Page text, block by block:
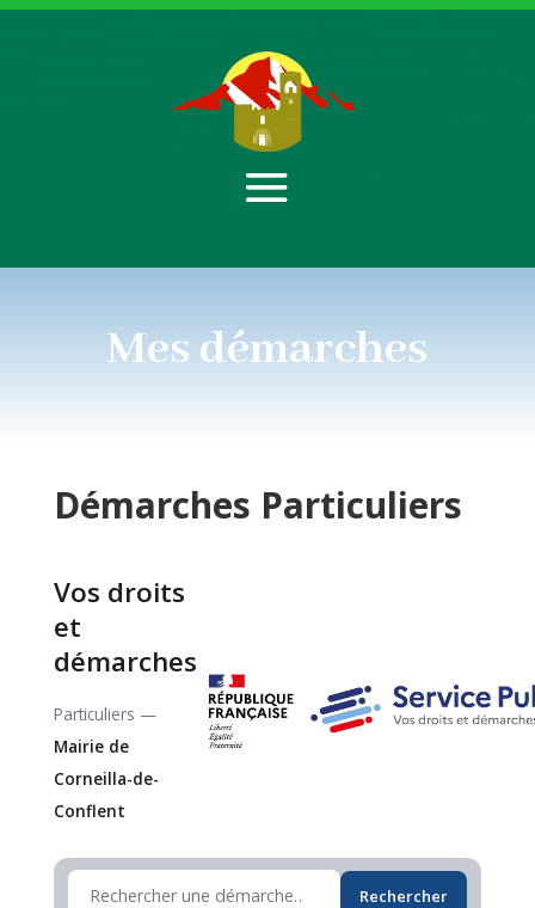
Mes démarches
Démarches Particuliers
Vos droits
et
démarches
Particuliers —
Mairie de
Corneilla-de-
Conflent
Rechercher